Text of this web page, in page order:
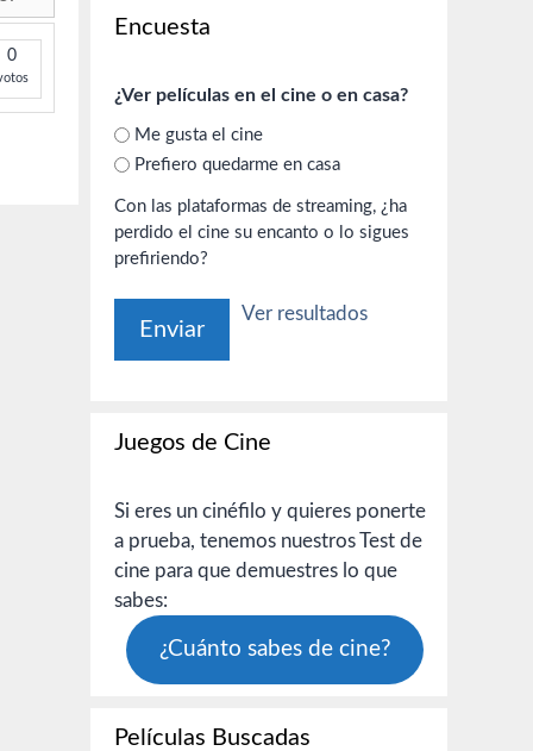
0
Encuesta
¿Ver películas en el cine o en casa?
Me gusta el cine
Prefiero quedarme en casa
Con las plataformas de streaming, ¿ha
perdido el cine su encanto o lo sigues
prefiriendo?
Ver resultados
Juegos de Cine
Si eres un cinéfilo y quieres ponerte
a prueba, tenemos nuestros Test de
cine para que demuestres lo que
sabes:
¿Cuánto sabes de cine?
Películas Buscadas